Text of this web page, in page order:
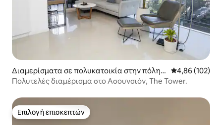
Διαμερίσματα σε πολυκατοικία στην πόλη
Asunción
Μέση
4,86 (102)
Πολυτελές διαμέρισμα στο Ασουνσιόν, The Tower.
Επιλογή επισκεπτών
Επιλογή επισκεπτών